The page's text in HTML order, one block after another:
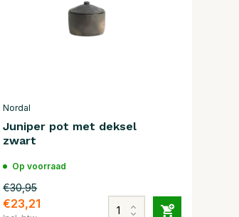
Nordal
Juniper pot met deksel
zwart
Op voorraad
€30,95
€23,21